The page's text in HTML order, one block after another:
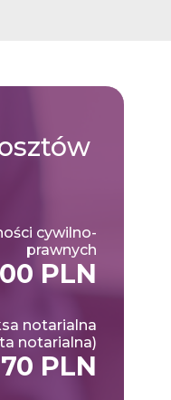
cywilno-
prawnych
PLN
notarialna
notarialna)
PLN